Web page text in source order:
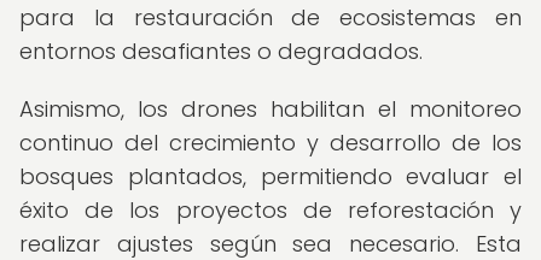
para la restauración de ecosistemas en
entornos desafiantes o degradados.
Asimismo, los drones habilitan el monitoreo
continuo del crecimiento y desarrollo de los
bosques plantados, permitiendo evaluar el
éxito de los proyectos de reforestación y
realizar ajustes según sea necesario. Esta